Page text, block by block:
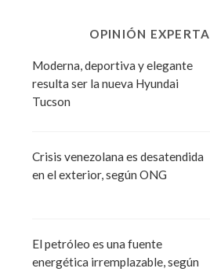
OPINIÓN EXPERTA
Moderna, deportiva y elegante
resulta ser la nueva Hyundai
Tucson
Crisis venezolana es desatendida
en el exterior, según ONG
El petróleo es una fuente
energética irremplazable, según